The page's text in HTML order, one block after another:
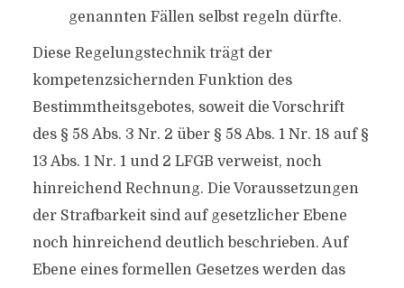
genannten Fällen selbst regeln dürfte.
Diese Regelungstechnik trägt der
kompetenzsichernden Funktion des
Bestimmtheitsgebotes, soweit die Vorschrift
des § 58 Abs. 3 Nr. 2 über § 58 Abs. 1 Nr. 18 auf §
13 Abs. 1 Nr. 1 und 2 LFGB verweist, noch
hinreichend Rechnung. Die Voraussetzungen
der Strafbarkeit sind auf gesetzlicher Ebene
noch hinreichend deutlich beschrieben. Auf
Ebene eines formellen Gesetzes werden das